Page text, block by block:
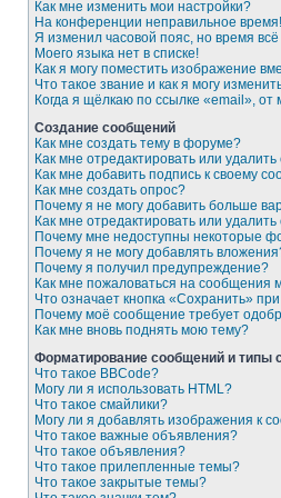
Как мне изменить мои настройки?
На конференции неправильное время!
Я изменил часовой пояс, но время
Моего языка нет в списке!
Как я могу поместить изображение
Что такое звание и как я могу
Когда я щёлкаю по ссылке «email»,
Создание сообщений
Как мне создать тему в форуме?
Как мне отредактировать или
Как мне добавить подпись к своему
Как мне создать опрос?
Почему я не могу добавить больше
Как мне отредактировать или
Почему мне недоступны некоторые
Почему я не могу добавлять
Почему я получил предупреждение?
Как мне пожаловаться на сообщения
Что означает кнопка «Сохранить»
Почему моё сообщение требует
Как мне вновь поднять мою тему?
Форматирование сообщений и типы
Что такое BBCode?
Могу ли я использовать HTML?
Что такое смайлики?
Могу ли я добавлять изображения к
Что такое важные объявления?
Что такое объявления?
Что такое прилепленные темы?
Что такое закрытые темы?